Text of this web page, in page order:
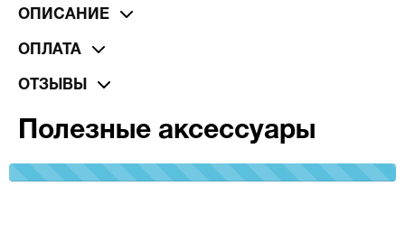
ОПИСАНИЕ
ОПЛАТА
ОТЗЫВЫ
Полезные аксессуары
100%